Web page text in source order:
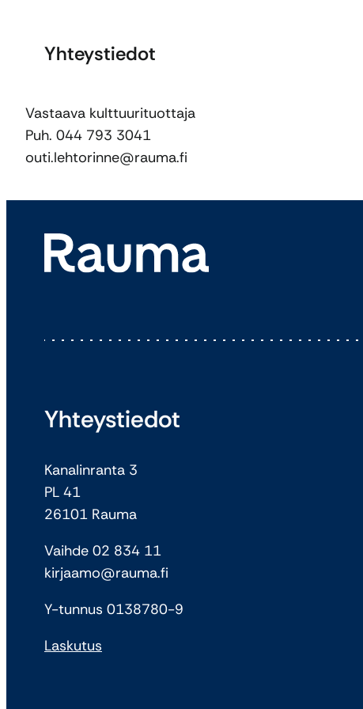
Yhteystiedot
Vastaava kulttuurituottaja
Puh. 044 793 3041
outi.lehtorinne@rauma.fi
Yhteystiedot
Kanalinranta 3
PL 41
26101 Rauma
Vaihde 02 834 11
kirjaamo@rauma.fi
Y-tunnus 0138780-9
Laskutus